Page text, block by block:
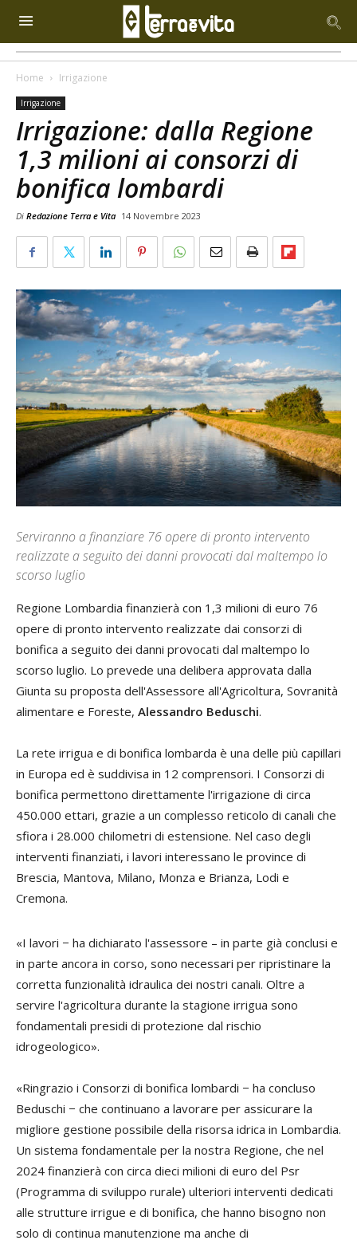
Home Irrigazione
Irrigazione
Irrigazione: dalla Regione
1,3 milioni ai consorzi di
bonifica lombardi
Di Redazione Terra e Vita 14 Novembre 2023
Serviranno a finanziare 76 opere di pronto intervento
realizzate a seguito dei danni provocati dal maltempo lo
scorso luglio
Regione Lombardia finanzierà con 1,3 milioni di euro 76
opere di pronto intervento realizzate dai consorzi di
bonifica a seguito dei danni provocati dal maltempo lo
scorso luglio. Lo prevede una delibera approvata dalla
Giunta su proposta dell'Assessore all'Agricoltura, Sovranità
alimentare e Foreste, Alessandro Beduschi.
La rete irrigua e di bonifica lombarda è una delle più capillari
in Europa ed è suddivisa in 12 comprensori. I Consorzi di
bonifica permettono direttamente l'irrigazione di circa
450.000 ettari, grazie a un complesso reticolo di canali che
sfiora i 28.000 chilometri di estensione. Nel caso degli
interventi finanziati, i lavori interessano le province di
Brescia, Mantova, Milano, Monza e Brianza, Lodi e
Cremona.
«I lavori − ha dichiarato l'assessore – in parte già conclusi e
in parte ancora in corso, sono necessari per ripristinare la
corretta funzionalità idraulica dei nostri canali. Oltre a
servire l'agricoltura durante la stagione irrigua sono
fondamentali presidi di protezione dal rischio
idrogeologico».
«Ringrazio i Consorzi di bonifica lombardi − ha concluso
Beduschi − che continuano a lavorare per assicurare la
migliore gestione possibile della risorsa idrica in Lombardia.
Un sistema fondamentale per la nostra Regione, che nel
2024 finanzierà con circa dieci milioni di euro del Psr
(Programma di sviluppo rurale) ulteriori interventi dedicati
alle strutture irrigue e di bonifica, che hanno bisogno non
solo di continua manutenzione ma anche di